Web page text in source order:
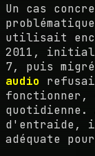
Un cas
utilisait
2011,
7, puis
audio
fonctionner,
quotidienne.
d'entraide,
adéquate